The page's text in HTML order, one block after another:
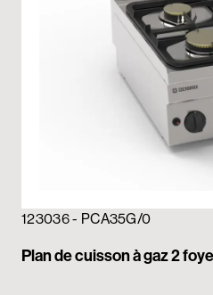
123036 - PCA35G/0
Plan de cuisson à gaz 2